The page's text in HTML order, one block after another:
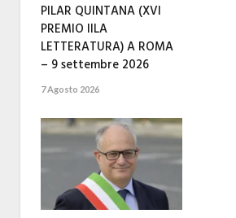
PILAR QUINTANA (XVI
PREMIO IILA
LETTERATURA) A ROMA
– 9 settembre 2026
7 Agosto 2026